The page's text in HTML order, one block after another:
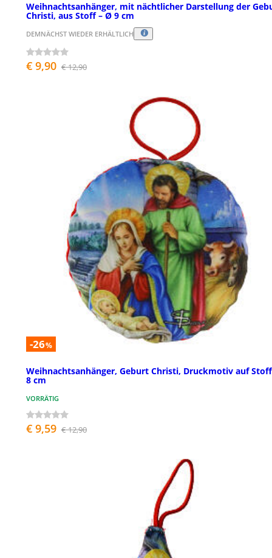
Weihnachtsanhänger, mit nächtlicher Darstellung der
Christi, aus Stoff – Ø 9 cm
DEMNÄCHST WIEDER ERHÄLTLICH
€ 9,90 € 12,90
-26%
Weihnachtsanhänger, Geburt Christi, Druckmotiv auf
8 cm
VORRÄTIG
€ 9,59 € 12,90